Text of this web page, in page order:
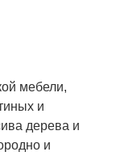
мебели,
и
дерева и
и